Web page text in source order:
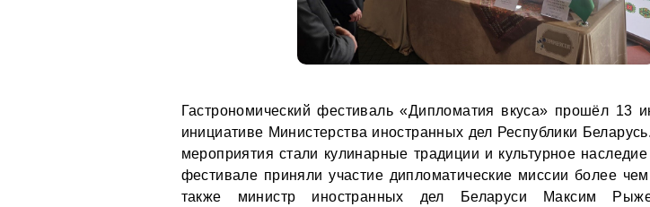
Гастрономический фестиваль «Дипломатия вкуса» прошёл 13
инициативе Министерства иностранных дел Республики
мероприятия стали кулинарные традиции и культурное
фестивале приняли участие дипломатические миссии более
также министр иностранных дел Беларуси Максим